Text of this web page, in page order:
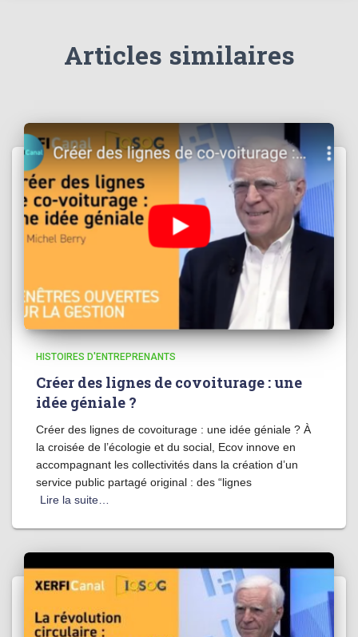
Articles similaires
HISTOIRES D'ENTREPRENANTS
Créer des lignes de covoiturage : une
idée géniale ?
Créer des lignes de covoiturage : une idée géniale ? À
la croisée de l’écologie et du social, Ecov innove en
accompagnant les collectivités dans la création d’un
service public partagé original : des “lignes
Lire la suite…